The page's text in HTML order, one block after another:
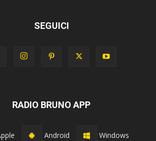
SEGUICI
RADIO BRUNO APP
Android Windows